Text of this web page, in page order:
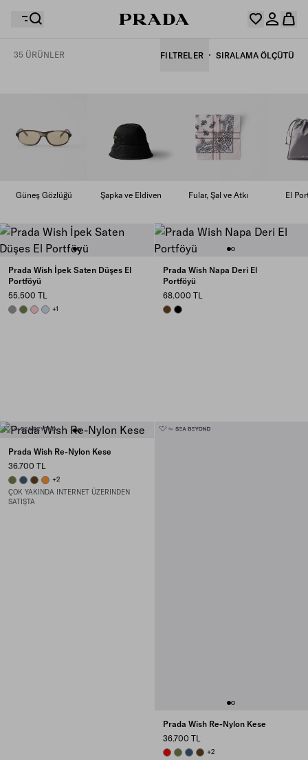
35 ÜRÜNLER FILTRELER SIRALAMA ÖLÇÜTÜ
Güneş Gözlüğü Şapka ve Eldiven Fular, Şal ve Atkı El
Prada Wish İpek Saten Düşes El
Portföyü
55.500 TL
HEMATITE
IVY GREEN
PETAL PINK
SKY BLUE
+1
Prada Wish Napa Deri El
Portföyü
68.000 TL
BRIARWOOD
BLACK
Prada Wish Re-Nylon Kese
36.700 TL
IVY GREEN
AVIATION BLUE
BRANDY
AMBER
+2
ÇOK YAKINDA INTERNET ÜZERINDEN
SATIŞTA
Prada Wish Re-Nylon Kese
36.700 TL
REDIVY GREEN
AVIATION BLUE
BRANDY
+2